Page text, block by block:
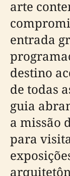
arte
entrada
destino
de todas
guia
a missão
para